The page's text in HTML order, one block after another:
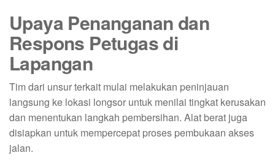
Upaya Penanganan dan
Respons Petugas di
Lapangan
Tim dari unsur terkait mulai melakukan peninjauan
langsung ke lokasi longsor untuk menilai tingkat kerusakan
dan menentukan langkah pembersihan. Alat berat juga
disiapkan untuk mempercepat proses pembukaan akses
jalan.